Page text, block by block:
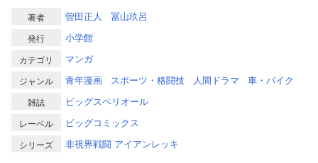
著者 曽田正人 冨山玖呂
発行 小学館
カテゴリ マンガ
ジャンル 青年漫画 スポーツ・格闘技 人間ドラマ 車・バイク
雑誌 ビッグスペリオール
レーベル ビッグコミックス
シリーズ
非視界戦闘 アイアンレッキ